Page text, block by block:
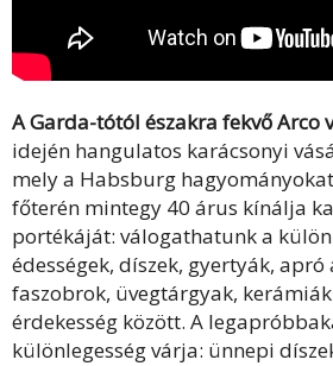
A Garda-tótól északra fekvő Arco
idején hangulatos karácsonyi
mely a Habsburg
főterén mintegy 40 árus kínálja
portékáját: válogathatunk a
édességek, díszek, gyertyák, apró
faszobrok, üvegtárgyak,
érdekesség között. A
különlegesség várja: ünnepi